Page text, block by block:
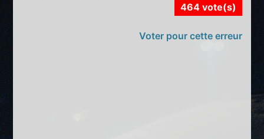
464 vote(s)
Voter pour cette erreur